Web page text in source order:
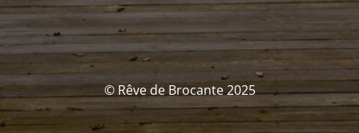
© Rêve de Brocante 2025